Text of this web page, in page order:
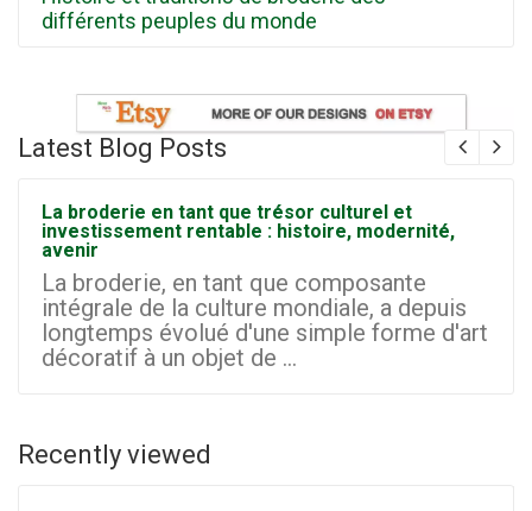
différents peuples du monde
Latest Blog Posts
La broderie en tant que trésor culturel et
investissement rentable : histoire, modernité,
avenir
La broderie, en tant que composante
intégrale de la culture mondiale, a depuis
longtemps évolué d'une simple forme d'art
décoratif à un objet de ...
Recently viewed